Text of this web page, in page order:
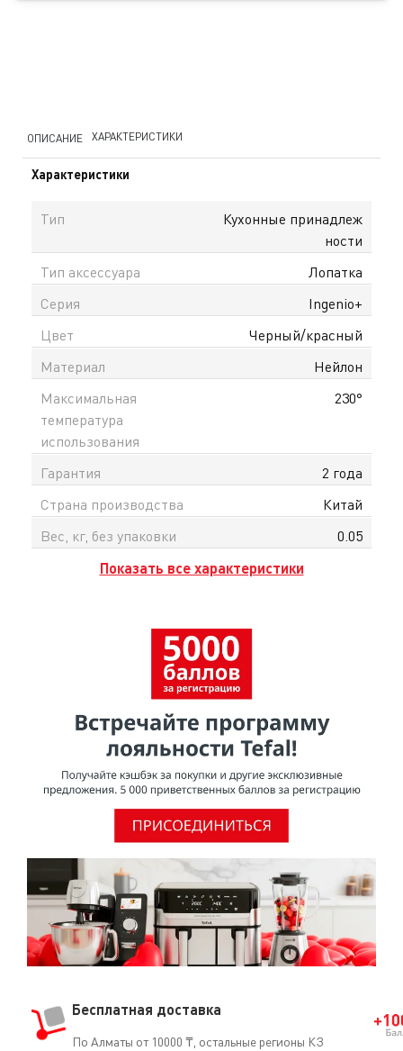
ОПИСАНИЕ ХАРАКТЕРИСТИКИ
Характеристики
Тип
Кухонные принадлеж
ности
Тип аксессуара
Лопатка
Серия
Ingenio+
Цвет
Черный/красный
Материал
Нейлон
Максимальная
температура
использования
230°
Гарантия
2 года
Страна производства
Китай
Вес, кг, без упаковки
0.05
Показать все характеристики
Бесплатная доставка
По Алматы от 10000 ₸, остальные регионы КЗ